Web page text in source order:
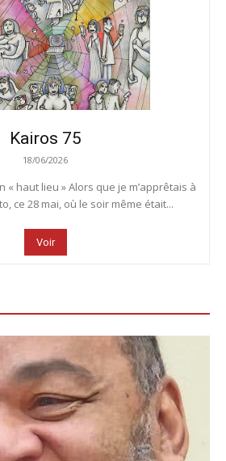
Kairos 75
18/06/2026
« haut lieu » Alors que je m’apprêtais à
ce 28 mai, où le soir même était...
Voir